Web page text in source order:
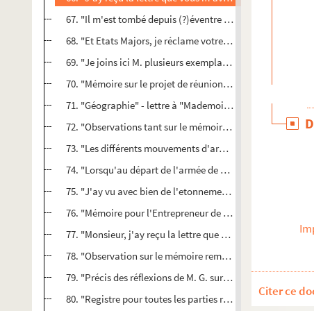
67. "Il m'est tombé depuis (?)éventre les mains un arrêt
68. "Et Etats Majors, je réclame votre justice [...]"
69. "Je joins ici M. plusieurs exemplaires de l'ordonnance
70. "Mémoire sur le projet de réunion eds hôpitaux
71. "Géographie" - lettre à "Mademoiselle"
72. "Observations tant sur le mémoire de M. Desvouve
73. "Les différents mouvements d'armée depuis notre
74. "Lorsqu'au départ de l'armée de Dusseldorff pour
75. "J'ay vu avec bien de l'etonnement M. par la lettre de
76. "Mémoire pour l'Entrepreneur de la fourniture et la
77. "Monsieur, j'ay reçu la lettre que vous m'avez fait
78. "Observation sur le mémoire remis le 3 juin 1775 à M.
79. "Précis des réflexions de M. G. sur la manufacture
80. "Registre pour toutes les parties relatives à la recette
Citer ce